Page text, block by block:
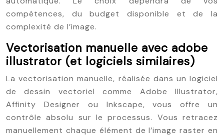
compétences, du budget disponible et de la
complexité de l’image.
Vectorisation manuelle avec adobe
illustrator (et logiciels similaires)
La vectorisation manuelle, réalisée dans un logiciel
de dessin vectoriel comme Adobe Illustrator,
Affinity Designer ou Inkscape, vous offre un
contrôle absolu sur le processus. Vous retracez
manuellement chaque élément de l’image raster en